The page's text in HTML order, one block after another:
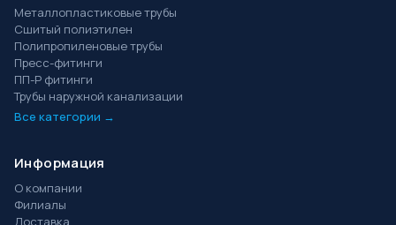
Металлопластиковые трубы
Сшитый полиэтилен
Полипропиленовые трубы
Пресс-фитинги
ПП-Р фитинги
Трубы наружной канализации
Все категории →
Информация
О компании
Филиалы
Доставка